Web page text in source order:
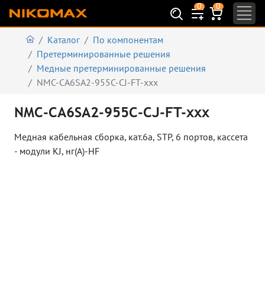
0 0
Каталог
По компонентам
Претерминированные решения
Медные претерминированные решения
NMC-CA6SA2-955C-CJ-FT-xxx
NMC-CA6SA2-955C-CJ-FT-xxx
Медная кабельная сборка, кат.6а, STP, 6 портов, кассета
- модули KJ, нг(А)-HF